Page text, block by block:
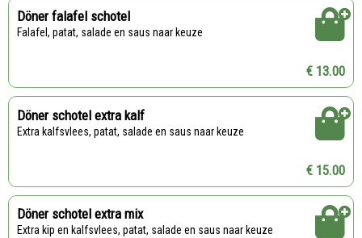
Döner falafel schotel
Falafel, patat, salade en saus naar keuze
€ 13.00
Döner schotel extra kalf
Extra kalfsvlees, patat, salade en saus naar keuze
€ 15.00
Döner schotel extra mix
Extra kip en kalfsvlees, patat, salade en saus naar keuze